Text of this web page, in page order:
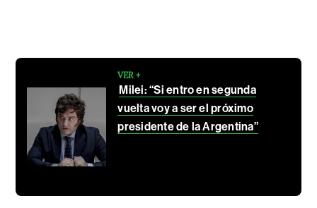
VER +
Milei: “Si entro en segunda
vuelta voy a ser el próximo
presidente de la Argentina”